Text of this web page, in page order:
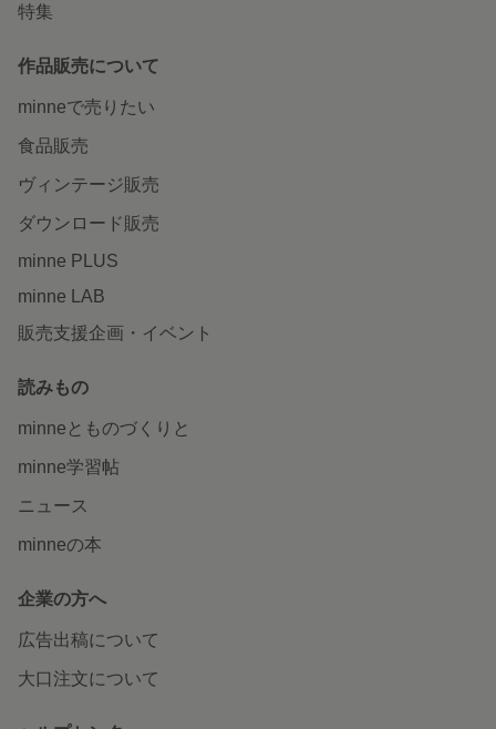
特集
作品販売について
minneで売りたい
食品販売
ヴィンテージ販売
ダウンロード販売
minne PLUS
minne LAB
販売支援企画・イベント
読みもの
minneとものづくりと
minne学習帖
ニュース
minneの本
企業の方へ
広告出稿について
大口注文について